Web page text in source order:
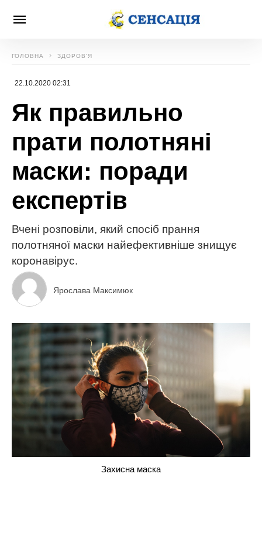
ГОЛОВНА ЗДОРОВ'Я
22.10.2020 02:31
Як правильно
прати полотняні
маски: поради
експертів
Вчені розповіли, який спосіб прання
полотняної маски найефективніше знищує
коронавірус.
Ярослава Максимюк
Захисна маска